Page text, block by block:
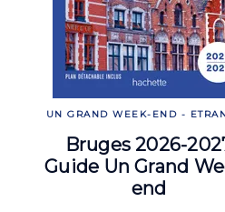
UN GRAND WEEK-END -
Bruges 2026-
Guide Un Grand
end